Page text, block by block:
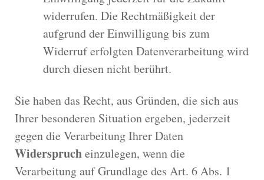
widerrufen. Die Rechtmäßigkeit der
aufgrund der Einwilligung bis zum
Widerruf erfolgten Datenverarbeitung wird
durch diesen nicht berührt.
Sie haben das Recht, aus Gründen, die sich aus
Ihrer besonderen Situation ergeben, jederzeit
gegen die Verarbeitung Ihrer Daten
Widersprucheinzulegen, wenn die
Verarbeitung auf Grundlage des Art. 6 Abs. 1